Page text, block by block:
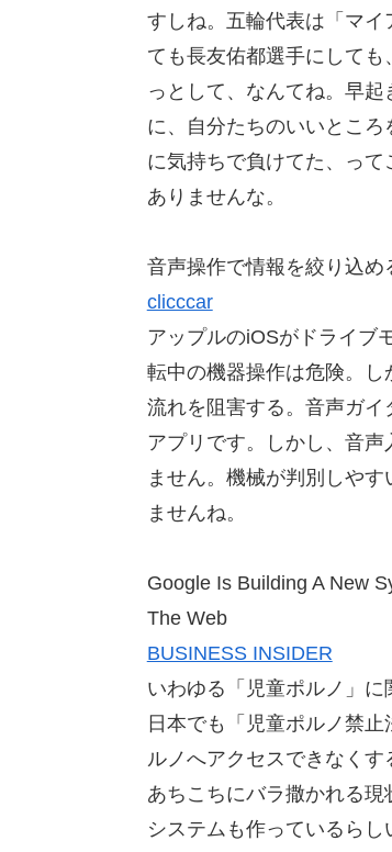
すしね。五輪代表は「マ
ても長友佑都選手にして
っとして、なんてね。早
に、自分たちのいいとこ
に気持ちで負けてた、っ
ありませんな。
音声操作で情報を絞り込め
clicccar
アップルのiOSがドライブ
転中の機器操作は危険。
流れを阻害する。音声ガ
アプリです。しかし、音
ません。機械が判別しや
ませんね。
Google Is Building A New
The Web
BUSINESS INSIDER
いわゆる「児童ポルノ」に
日本でも「児童ポルノ禁
ルノへアクセスできなく
あちこちにバラ撒かれる
システムも作っているら